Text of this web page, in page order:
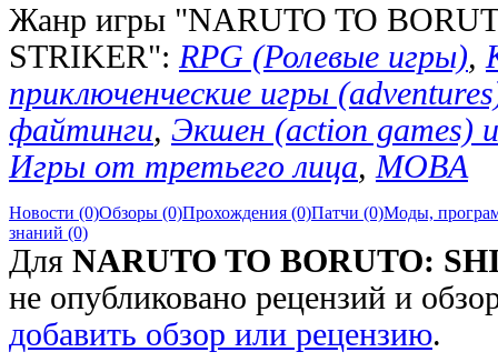
Жанр игры "NARUTO TO
STRIKER": RPG (Ролевые игры),
приключенческие игры
файтинги, Экшен (action games)
Игры от третьего лица, MOBA
Новости (0)Обзоры (0)Прохождения (0)Патчи (0)Моды,
знаний (0)
Для NARUTO TO BORUTO:
не опубликовано рецензий и
добавить обзор или рецензию.